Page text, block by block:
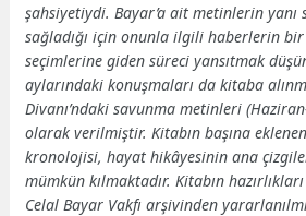
şahsiyetiydi. Bayar’a ait metinlerin yanı
sağladığı için onunla ilgili haberlerin bir
seçimlerine giden süreci yansıtmak
aylarındaki konuşmaları da kitaba
Divanı’ndaki savunma metinleri
olarak verilmiştir. Kitabın başına
kronolojisi, hayat hikâyesinin ana
mümkün kılmaktadır. Kitabın
Celal Bayar Vakfı arşivinden